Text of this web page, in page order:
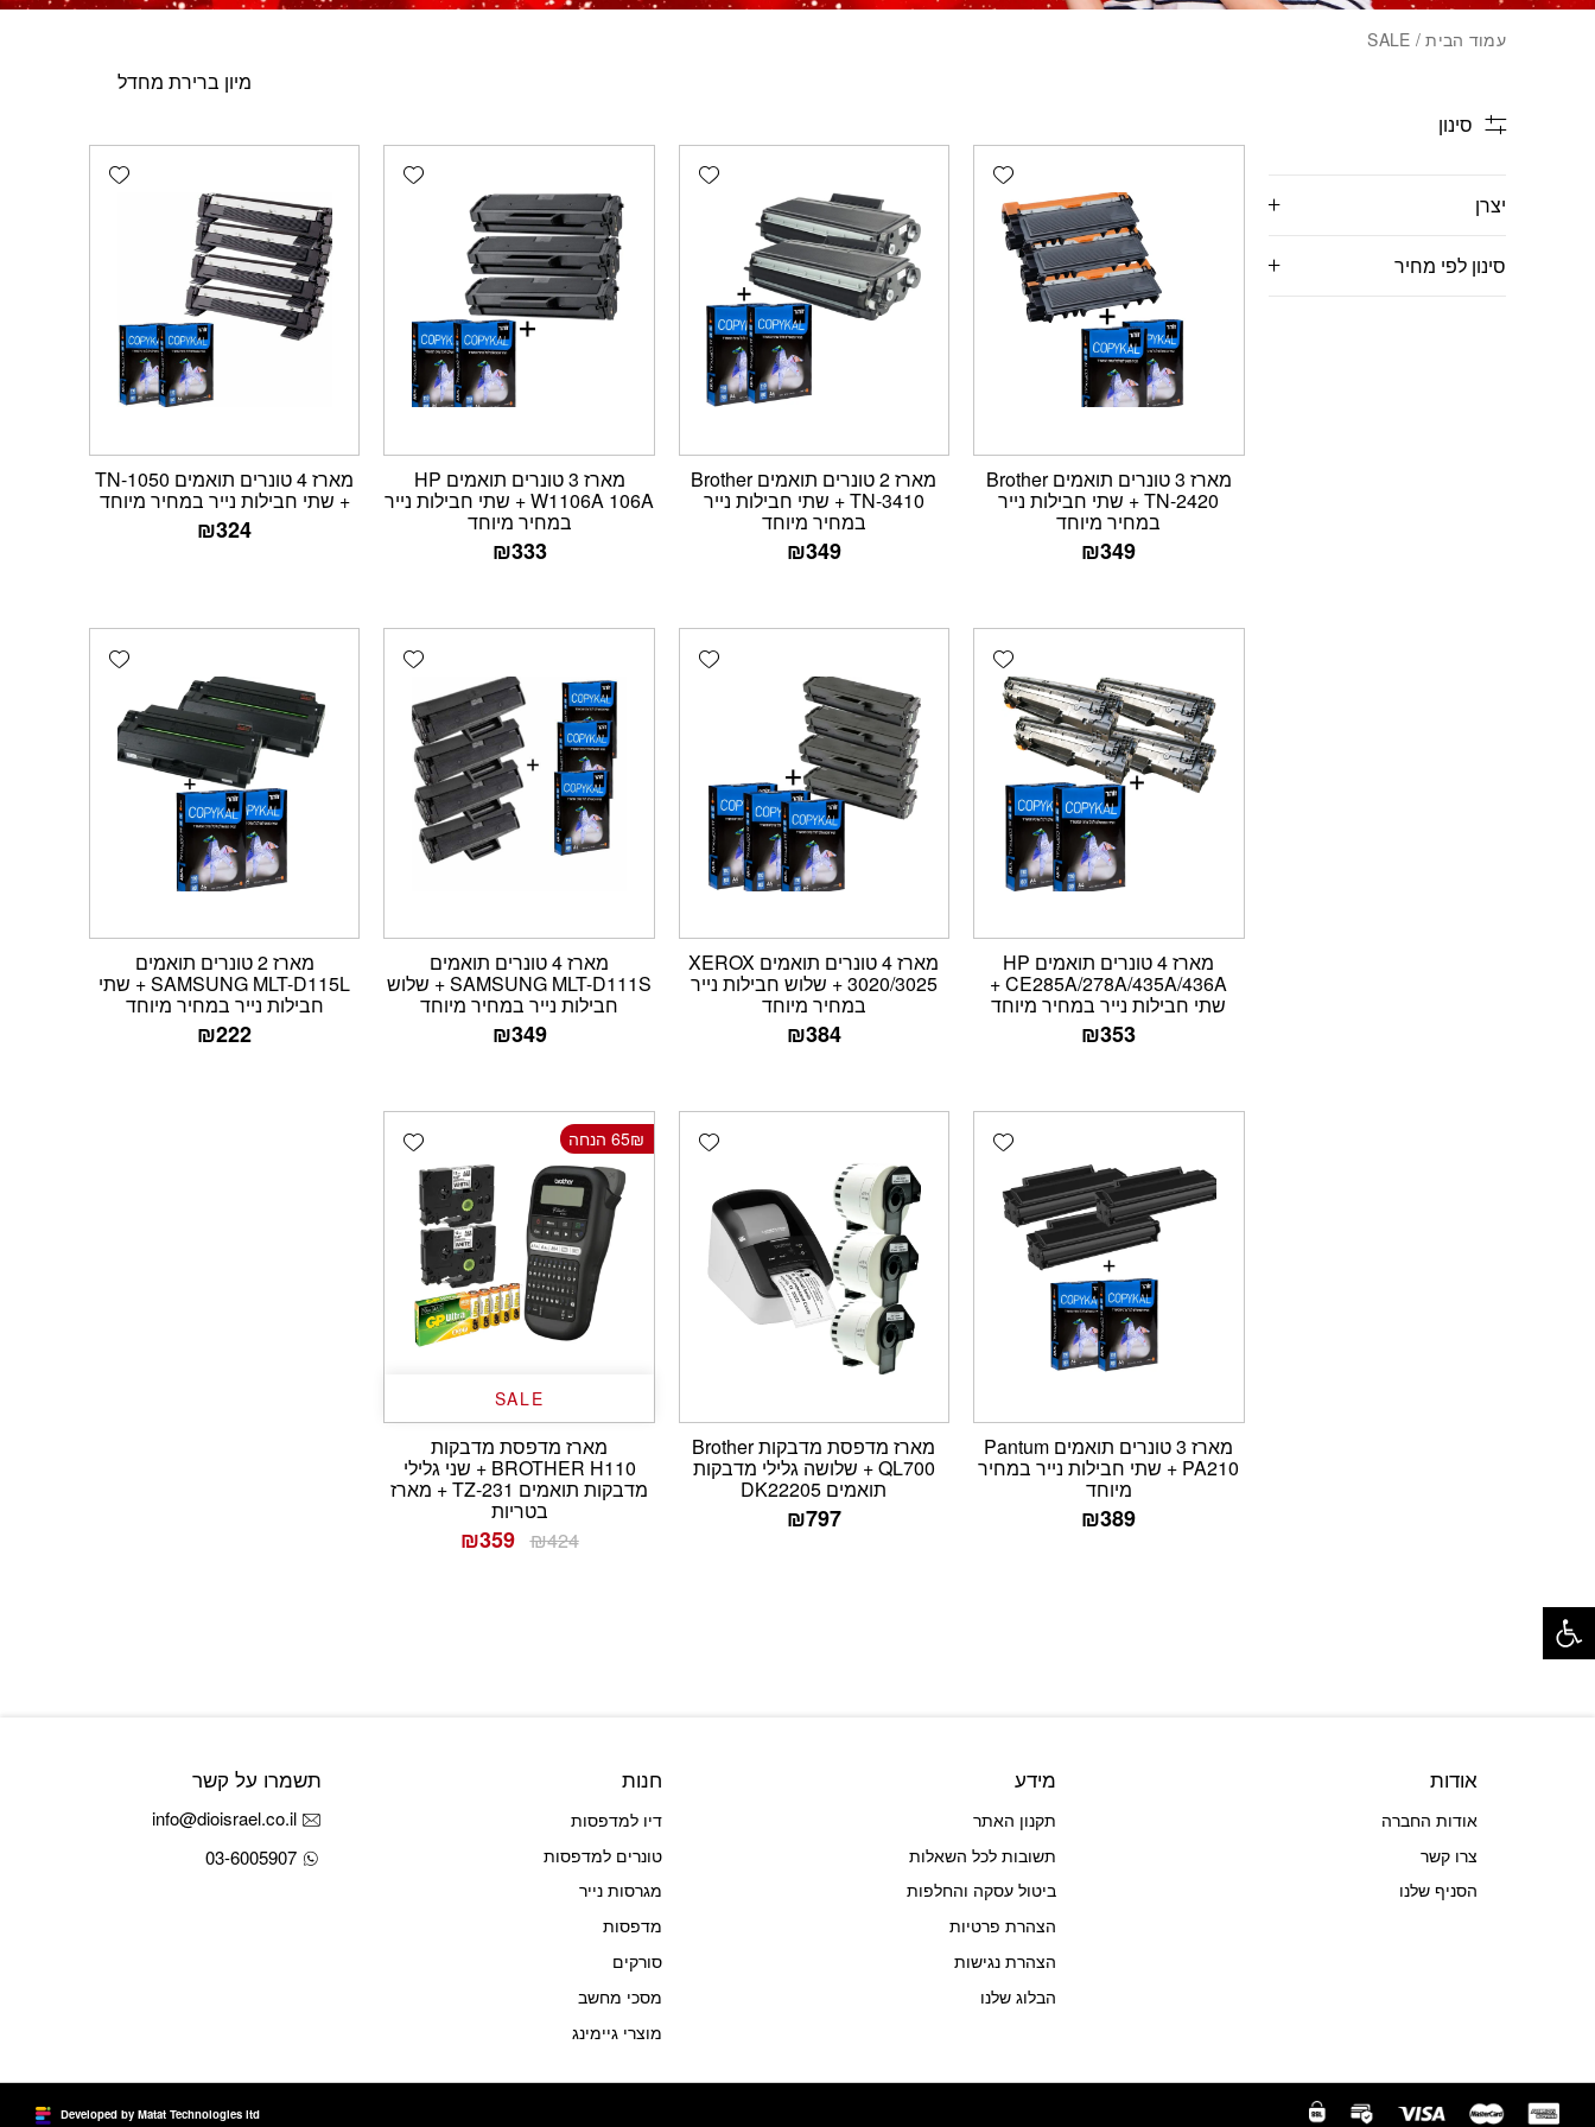
עמוד הבית/ SALE
סינון
יצרן
סינון לפי מחיר
Add wishlist
מארז 3 טונרים תואמים Brother
TN-2420 + שתי חבילות נייר
במחיר מיוחד
₪349
Add wishlist
מארז 2 טונרים תואמים Brother
TN-3410 + שתי חבילות נייר
במחיר מיוחד
₪349
Add wishlist
מארז 3 טונרים תואמים HP
W1106A 106A + שתי חבילות נייר
במחיר מיוחד
₪333
Add wishlist
מארז 4 טונרים תואמים TN-1050
+ שתי חבילות נייר במחיר מיוחד
₪324
Add wishlist
מארז 4 טונרים תואמים HP
CE285A/278A/435A/436A +
שתי חבילות נייר במחיר מיוחד
₪353
Add wishlist
מארז 4 טונרים תואמים XEROX
3020/3025 + שלוש חבילות נייר
במחיר מיוחד
₪384
Add wishlist
מארז 4 טונרים תואמים
SAMSUNG MLT-D111S + שלוש
חבילות נייר במחיר מיוחד
₪349
Add wishlist
מארז 2 טונרים תואמים
SAMSUNG MLT-D115L + שתי
חבילות נייר במחיר מיוחד
₪222
Add wishlist
מארז 3 טונרים תואמים Pantum
PA210 + שתי חבילות נייר במחיר
מיוחד
₪389
Add wishlist
מארז מדפסת מדבקות Brother
QL700 + שלושה גלילי מדבקות
תואמים DK22205
₪797
Add wishlist 65₪ הנחה
SALE
מארז מדפסת מדבקות
BROTHER H110 + שני גלילי
מדבקות תואמים TZ-231 + מארז
בטריות
₪424 המחיר
₪359
אודות
אודות החברה
צרו קשר
הסניף שלנו
מידע
תקנון האתר
תשובות לכל השאלות
ביטול עסקה והחלפות
הצהרת פרטיות
הצהרת נגישות
הבלוג שלנו
חנות
דיו למדפסות
טונרים למדפסות
מגרסות נייר
מדפסות
סורקים
מסכי מחשב
מוצרי גיימינג
תשמרו על קשר
info@dioisrael.co.il
03-6005907
Developed by Matat Technologies ltd
פתח סרגל נגישות